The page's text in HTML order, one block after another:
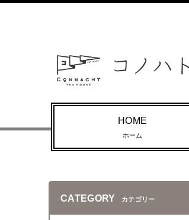
HOME
ホーム
CATEGORY カテゴリー